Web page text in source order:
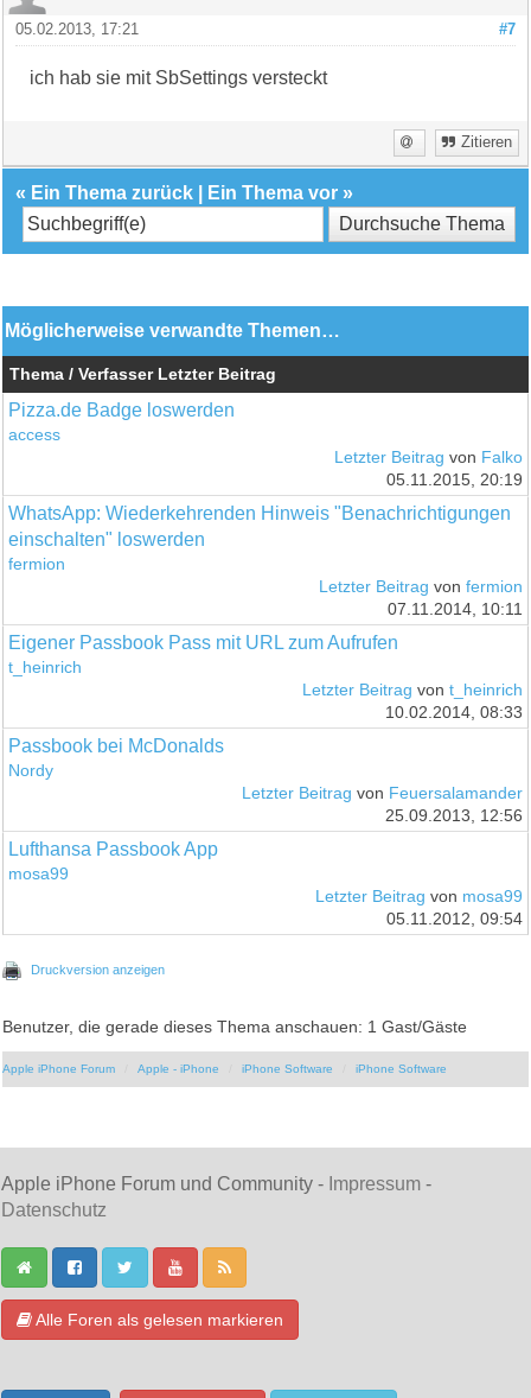
#7
05.02.2013, 17:21
ich hab sie mit SbSettings versteckt
Zitieren
« Ein Thema zurück Ein Thema vor »
Möglicherweise verwandte Themen…
Thema / Verfasser Letzter Beitrag
Pizza.de Badge loswerden
access
Letzter Beitrag von Falko
05.11.2015, 20:19
WhatsApp: Wiederkehrenden Hinweis "Benachrichtigungen
einschalten" loswerden
fermion
Letzter Beitrag von fermion
07.11.2014, 10:11
Eigener Passbook Pass mit URL zum Aufrufen
t_heinrich
Letzter Beitrag von t_heinrich
10.02.2014, 08:33
Passbook bei McDonalds
Nordy
Letzter Beitrag von Feuersalamander
25.09.2013, 12:56
Lufthansa Passbook App
mosa99
Letzter Beitrag von mosa99
05.11.2012, 09:54
Druckversion anzeigen
Benutzer, die gerade dieses Thema anschauen: 1 Gast/Gäste
Apple iPhone Forum Apple - iPhone iPhone Software iPhone Software
Apple iPhone Forum und Community - Impressum -
Datenschutz
Alle Foren als gelesen markieren